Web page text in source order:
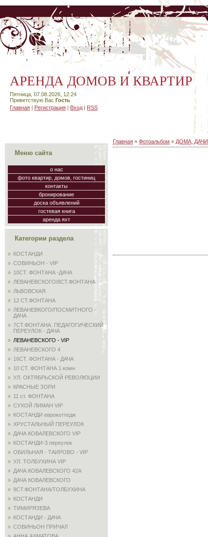
АРЕНДА ДОМОВ И КВАРТИР
Пятница, 07.08.2026, 12:24
Приветствую Вас Гость
Главная | Регистрация | Вход | RSS
Меню сайта
о нас
фото квартир, домов, гостиниц
контакты
бронирование
доска объявлений
гостевая книга
аренда яхт
Категории раздела
КОСТАНДИ
СОВИНЬОН - VIP
10СТ. ФОНТАНА -ДАЧА
ЛЕВАНЕВСКОГО/8СТ.ФОНТАНА
ЛЬВОВСКАЯ
12 СТ.ФОНТАНА
ЛЕВАНЕВКОГО/ПОСМИТНОГО -
ДАЧА
7СТ.ФОНТАНА. ПЕДАГОГИЧЕСКИЙ
ПЕРЕУЛОК - ДАЧА
ЛЕВАНЕВСКОГО - VIP
ЛЕВАНЕВСКОГО 4
16СТ. ФОНТАНА - ДАЧА
10 СТ. ФОНТАНА 1 комн
УЛ. ОКТЯБРЬСКОЙ РЕВОЛЮЦИИ
КРАСНЫЕ ЗОРИ
11 ст. ФОНТАНА
СУХОЙ ЛИМАН VIP
КОСТАНДИ еврокоттедж
ХРУСТАЛЬНЫЙ ПЕРЕУЛОК
ДАЧА КОВАЛЕВСКОГО VIP
КОСТАНДИ-3 переулок
ОБИЛЬНАЯ - ТАИРОВО - VIP
УЛ. ТОЛБУХИНА VIP
ДАЧА КОВАЛЕВСКОГО 42А
ДАЧА КОВАЛЕВСКОГО
9СТ.ФОНТАНА/ТОЛБУХИНА
КОСТАНДИ
ТИМИРЯЗЕВА
КОСТАНДИ - ДАЧА
СОВИНЬОН ПРИЧАЛ
Главная » Фотоальбом » ДОМА, ДАЧИ